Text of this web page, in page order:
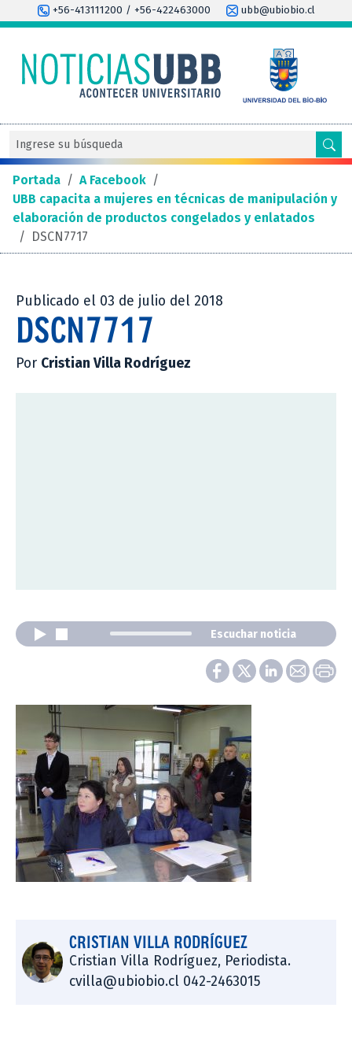
+56-413111200 / +56-422463000 ubb@ubiobio.cl
Portada / A Facebook /
UBB capacita a mujeres en técnicas de manipulación y
elaboración de productos congelados y enlatados
/ DSCN7717
Publicado el 03 de julio del 2018
DSCN7717
Por Cristian Villa Rodríguez
Escuchar noticia
CRISTIAN VILLA RODRÍGUEZ
Cristian Villa Rodríguez, Periodista.
cvilla@ubiobio.cl 042-2463015